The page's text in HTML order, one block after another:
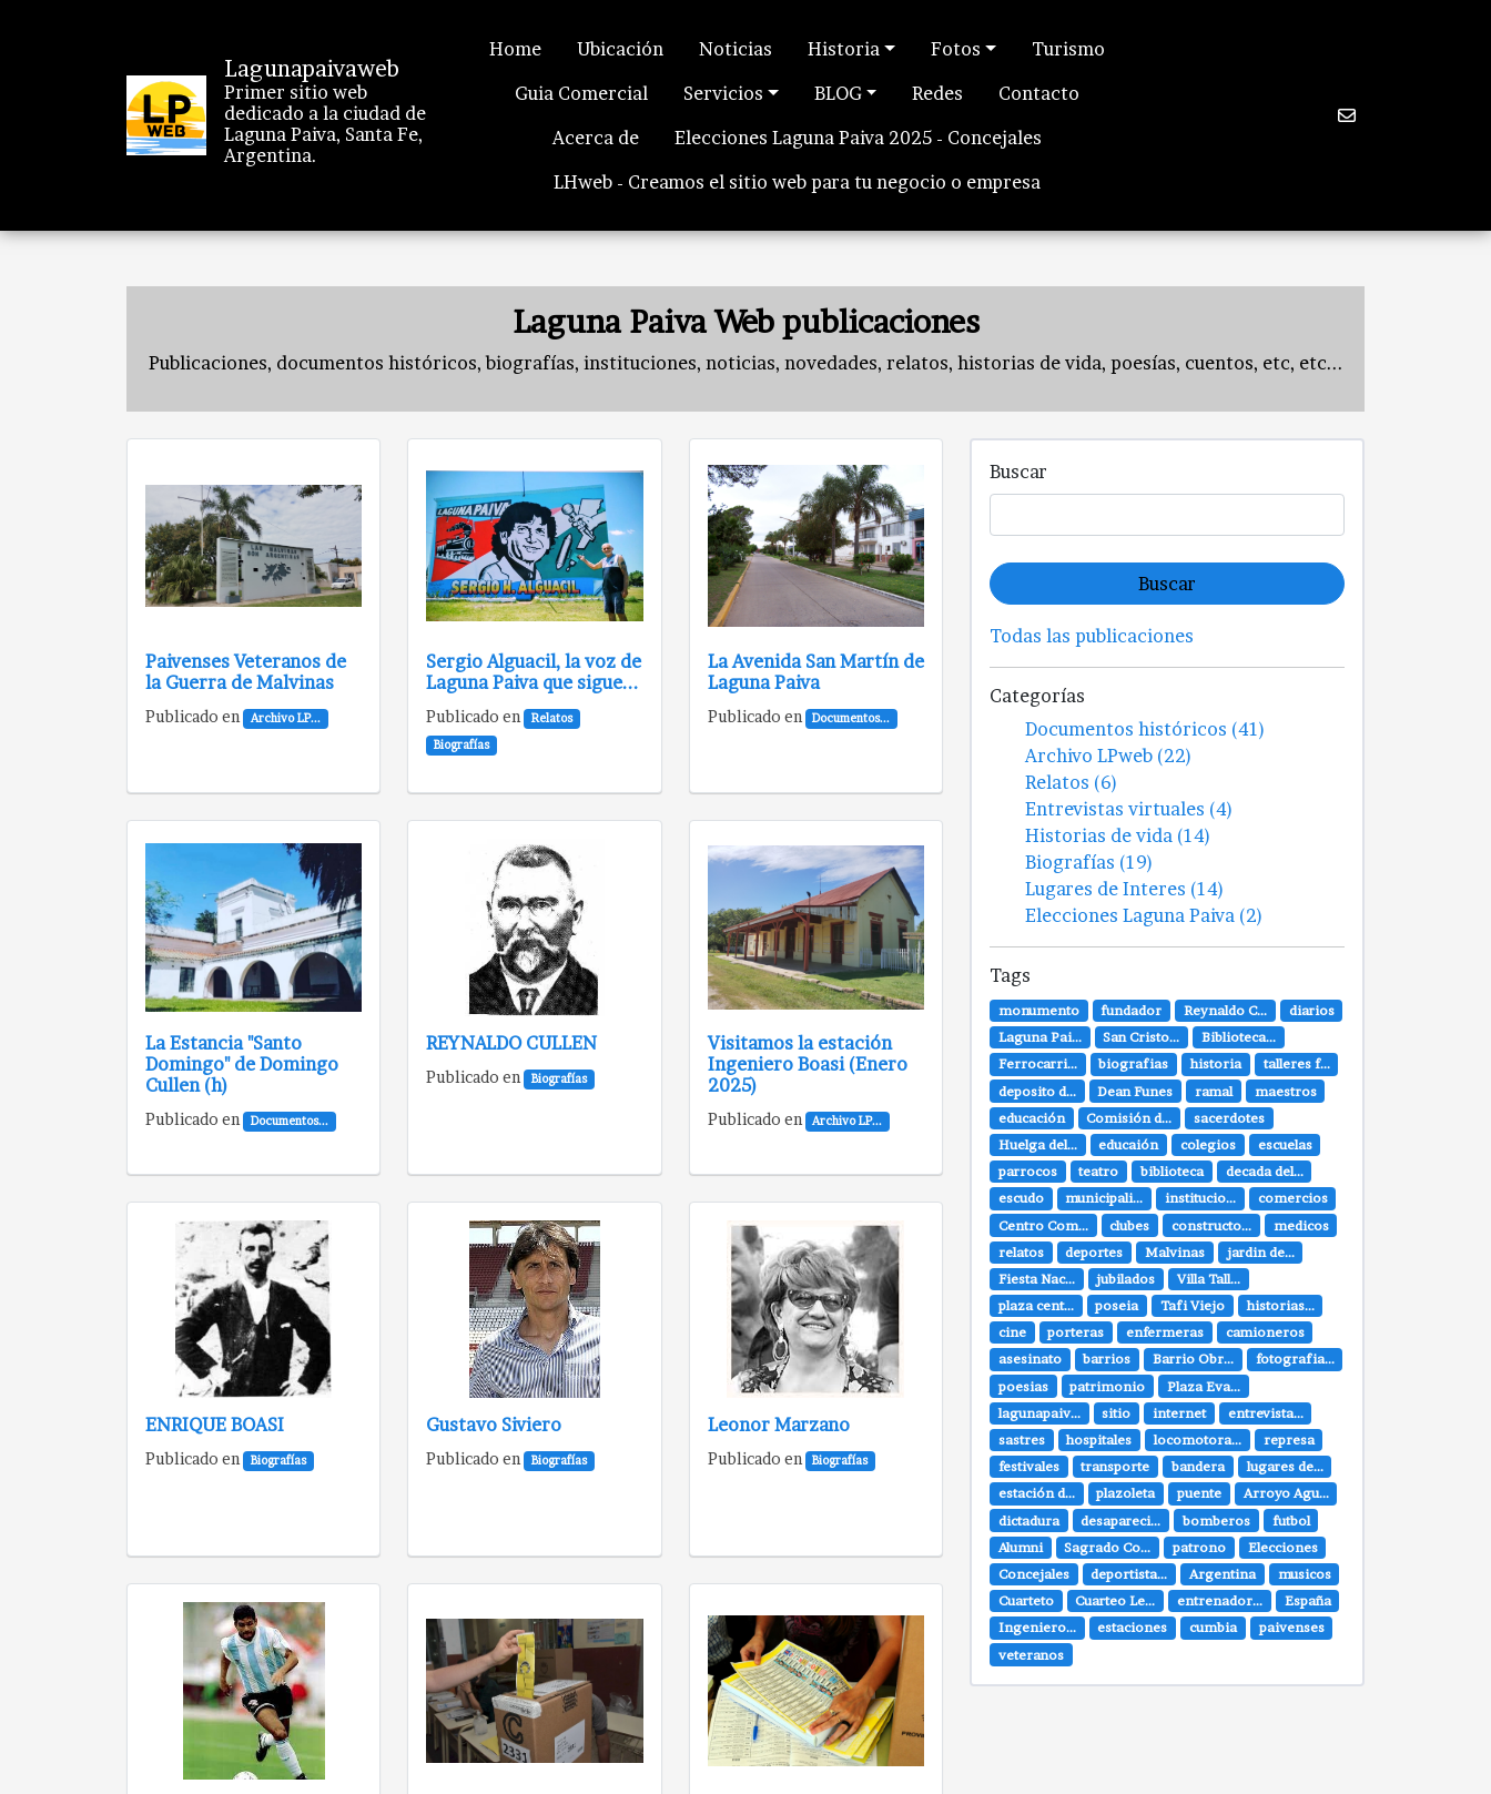
Lagunapaivaweb
Primer sitio web
dedicado a la ciudad de
Laguna Paiva, Santa Fe,
Argentina.
Home Ubicación Noticias Historia Fotos
Turismo
Guia Comercial
Servicios BLOG Redes
Contacto
Acerca de
Elecciones Laguna Paiva 2025 - Concejales
LHweb - Creamos el sitio web para tu negocio o empresa
Laguna Paiva Web publicaciones
Publicaciones, documentos históricos, biografías, instituciones, noticias, novedades, relatos, historias de vida, poesías, cuentos, etc, etc...
Paivenses Veteranos de
la Guerra de Malvinas
Publicado en Archivo LP...
Sergio Alguacil, la voz de
Laguna Paiva que sigue...
Publicado en Relatos
Biografías
La Avenida San Martín de
Laguna Paiva
Publicado en Documentos...
La Estancia "Santo
Domingo" de Domingo
Cullen (h)
Publicado en Documentos...
REYNALDO CULLEN
Publicado en Biografías
Visitamos la estación
Ingeniero Boasi (Enero
2025)
Publicado en Archivo LP...
ENRIQUE BOASI
Publicado en Biografías
Gustavo Siviero
Publicado en Biografías
Leonor Marzano
Publicado en Biografías
Buscar
Buscar
Todas las publicaciones
Categorías
Documentos históricos (41)
Archivo LPweb (22)
Relatos (6)
Entrevistas virtuales (4)
Historias de vida (14)
Biografías (19)
Lugares de Interes (14)
Elecciones Laguna Paiva (2)
Tags
monumento fundador Reynaldo C...
diarios
Laguna Pai...
San Cristo...
Biblioteca...
Ferrocarri...
biografias historia
talleres f...
deposito d...
Dean Funes ramal
maestros
educación
Comisión d...
sacerdotes
Huelga del...
educaión colegios
escuelas
parrocos
teatro biblioteca
decada del...
escudo
municipali... institucio...
comercios
Centro Com...
clubes constructo...
medicos
relatos
deportes Malvinas
jardin de...
Fiesta Nac...
jubilados
Villa Tall...
plaza cent...
poseia Tafi Viejo
historias...
cine
porteras enfermeras
camioneros
asesinato
barrios Barrio Obr...
fotografia...
poesias
patrimonio
Plaza Eva...
lagunapaiv...
sitio internet
entrevista...
sastres
hospitales locomotora...
represa
festivales
transporte bandera
lugares de...
estación d...
plazoleta puente
Arroyo Agu...
dictadura
desapareci... bomberos
futbol
Alumni
Sagrado Co... patrono
Elecciones
Concejales
deportista... Argentina
musicos
Cuarteto
Cuarteo Le... entrenador...
España
Ingeniero...
estaciones cumbia
paivenses
veteranos